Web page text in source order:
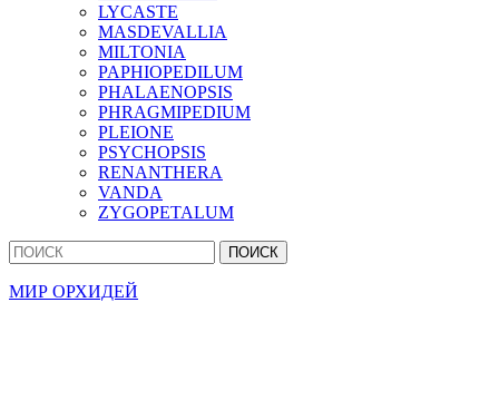
LYCASTE
MASDEVALLIA
MILTONIA
PAPHIOPEDILUM
PHALAENOPSIS
PHRAGMIPEDIUM
PLEIONE
PSYCHOPSIS
RENANTHERA
VANDA
ZYGOPETALUM
Кнопка
Закрыть
Найти:
МИР ОРХИДЕЙ